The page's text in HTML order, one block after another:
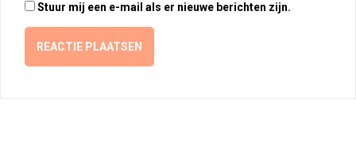
Stuur mij een e-mail als er nieuwe berichten zijn.